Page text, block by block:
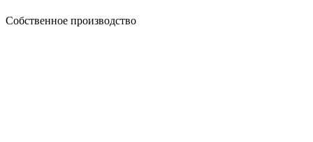
Собственное производство